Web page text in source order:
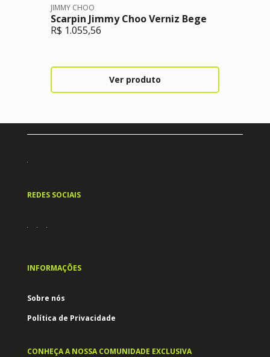
JIMMY CHOO
Scarpin Jimmy Choo Verniz Bege
R$ 1.055,56
Ver produto
REDES SOCIAIS
INFORMAÇÕES
Sobre nós
Política de Privacidade
CONHEÇA A NOSSA COMUNIDADE EXCLUSIVA